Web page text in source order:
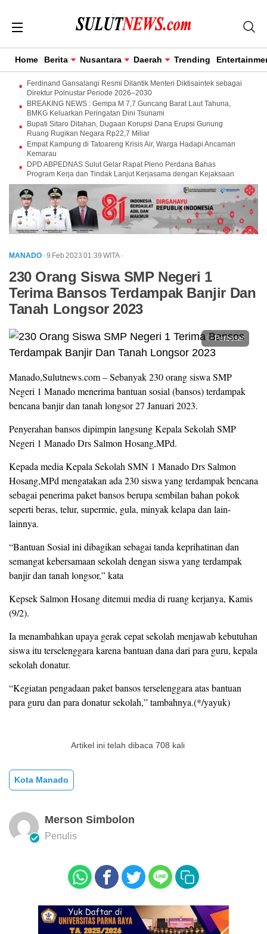
Home Berita Nusantara Daerah Trending
Ferdinand Gansalangi Resmi Dilantik Menteri Diktisaintek sebagai
Direktur Polnustar Periode 2026–2030
BREAKING NEWS : Gempa M 7,7 Guncang Barat Laut Tahuna,
BMKG Keluarkan Peringatan Dini Tsunami
Bupati Sitaro Ditahan, Dugaan Korupsi Dana Erupsi Gunung
Ruang Rugikan Negara Rp22,7 Miliar
Empat Kampung di Tatoareng Krisis Air, Warga Hadapi Ancaman
Kemarau
DPD ABPEDNAS Sulut Gelar Rapat Pleno Perdana Bahas
Program Kerja dan Tindak Lanjut Kerjasama dengan Kejaksaan
MANADO · 9 Feb 2023 01:39 WITA ·
230 Orang Siswa SMP Negeri 1
Terima Bansos Terdampak Banjir Dan
Tanah Longsor 2023
Perbesar
Manado,Sulutnews.com – Sebanyak 230 orang siswa SMP
Negeri 1 Manado menerima bantuan sosial (bansos) terdampak
bencana banjir dan tanah longsor 27 Januari 2023.
Penyerahan bansos dipimpin langsung Kepala Sekolah SMP
Negeri 1 Manado Drs Salmon Hosang,MPd.
Kepada media Kepala Sekolah SMN 1 Manado Drs Salmon
Hosang,MPd mengatakan ada 230 siswa yang terdampak bencana
sebagai penerima paket bansos berupa sembilan bahan pokok
seperti beras, telur, supermie, gula, minyak kelapa dan lain-
lainnya.
“Bantuan Sosial ini dibagikan sebagai tanda keprihatinan dan
semangat kebersamaan sekolah dengan siswa yang terdampak
banjir dan tanah longsor,” kata
Kepsek Salmon Hosang ditemui media di ruang kerjanya, Kamis
(9/2).
Ia menambahkan upaya gerak cepat sekolah menjawab kebutuhan
siswa itu terselenggara karena bantuan dana dari para guru, kepala
sekolah donatur.
“Kegiatan pengadaan paket bansos terselenggara atas bantuan
para guru dan para donatur sekolah,” tambahnya.(*/yayuk)
Artikel ini telah dibaca 708 kali
Kota Manado
Merson Simbolon
Penulis